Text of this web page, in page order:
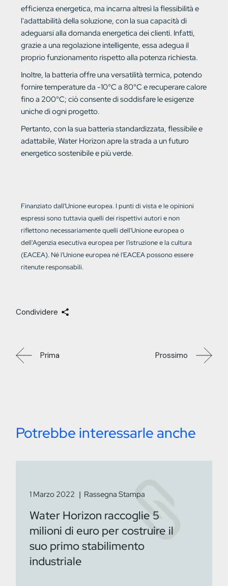
efficienza energetica, ma incarna altresì la flessibilità e
l'adattabilità della soluzione, con la sua capacità di
adeguarsi alla domanda energetica dei clienti. Infatti,
grazie a una regolazione intelligente, essa adegua il
proprio funzionamento rispetto alla potenza richiesta.
Inoltre, la batteria offre una versatilità termica, potendo
fornire temperature da -10°C a 80°C e recuperare calore
fino a 200°C; ciò consente di soddisfare le esigenze
uniche di ogni progetto.
Pertanto, con la sua batteria standardizzata, flessibile e
adattabile, Water Horizon apre la strada a un futuro
energetico sostenibile e più verde.
Finanziato dall'Unione europea. I punti di vista e le opinioni
espressi sono tuttavia quelli dei rispettivi autori e non
riflettono necessariamente quelli dell'Unione europea o
dell'Agenzia esecutiva europea per l'istruzione e la cultura
(EACEA). Né l'Unione europea né l'EACEA possono essere
ritenute responsabili.
Condividere
Prima Prossimo
Potrebbe interessarle anche
1 Marzo 2022 Rassegna Stampa
Water Horizon raccoglie 5
milioni di euro per costruire il
suo primo stabilimento
industriale